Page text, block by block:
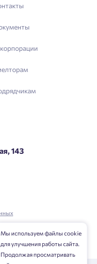
143
Мы используем файлы cookie
для улучшения работы сайта.
Продолжая просматривать